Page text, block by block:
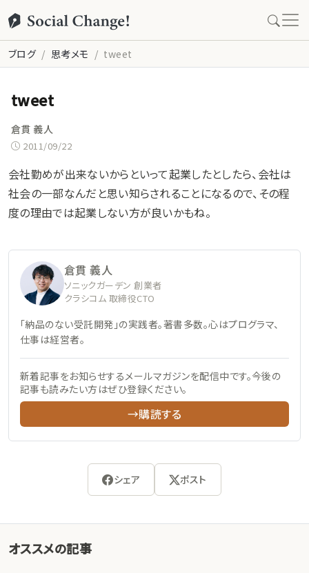
ブログ 思考メモ tweet
tweet
倉貫 義人
2011/09/22
会社勤めが出来ないからといって起業したとしたら、会社は
社会の一部なんだと思い知らされることになるので、その程
度の理由では起業しない方が良いかもね。
倉貫 義人
ソニックガーデン 創業者
クラシコム 取締役CTO
「納品のない受託開発」の実践者。著書多数。心はプログラマ、
仕事は経営者。
新着記事をお知らせするメールマガジンを配信中です。今後の
記事も読みたい方はぜひ登録ください。
→購読する
シェア ポスト
オススメの記事